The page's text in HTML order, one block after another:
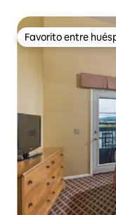
Favorito entre
Favorito entre